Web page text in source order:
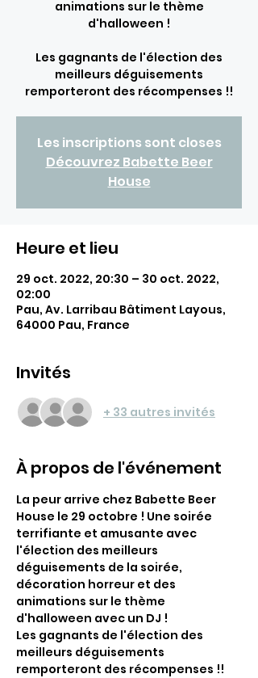
animations sur le thème
d'halloween !
Les gagnants de l'élection des
meilleurs déguisements
remporteront des récompenses !!
Les inscriptions sont closes
Découvrez Babette Beer
House
Heure et lieu
29 oct. 2022, 20:30 – 30 oct. 2022,
02:00
Pau, Av. Larribau Bâtiment Layous,
64000 Pau, France
Invités
+ 33 autres invités
À propos de l'événement
La peur arrive chez Babette Beer
House le 29 octobre ! Une soirée
terrifiante et amusante avec
l'élection des meilleurs
déguisements de la soirée,
décoration horreur et des
animations sur le thème
d'halloween avec un DJ !
Les gagnants de l'élection des
meilleurs déguisements
remporteront des récompenses !!